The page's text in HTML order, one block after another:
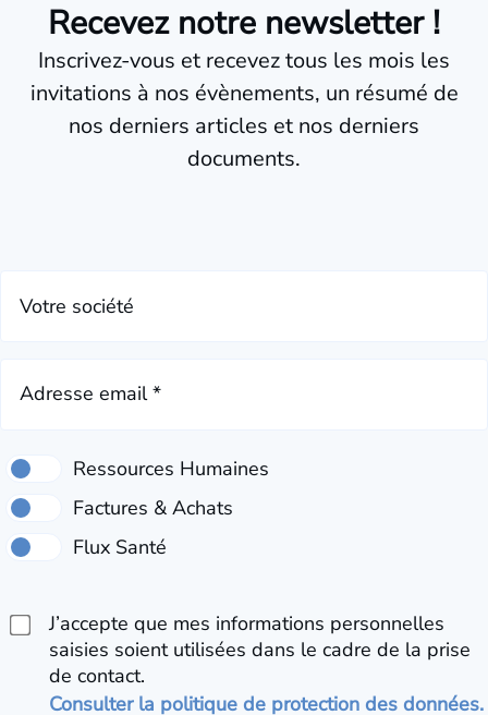
Recevez notre newsletter !
Inscrivez-vous et recevez tous les mois les
invitations à nos évènements, un résumé de
nos derniers articles et nos derniers
documents.
Votre société
Adresse email *
J’accepte que mes informations personnelles
saisies soient utilisées dans le cadre de la prise
de contact.
Consulter la politique de protection des données.